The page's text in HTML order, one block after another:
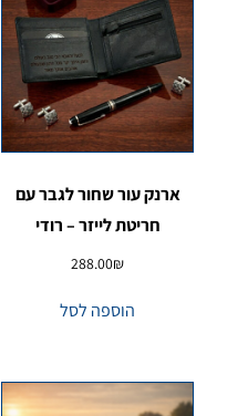
ארנק עור שחור לגבר עם
חריטת לייזר – רודי
288.00₪
הוספה לסל